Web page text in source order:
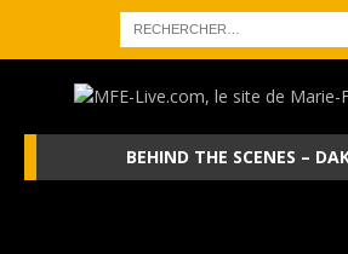
BEHIND THE SCENES –